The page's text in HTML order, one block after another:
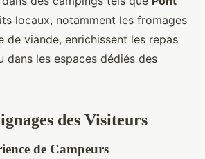
locaux, notamment les fromages
de viande, enrichissent les repas
dans les espaces dédiés des
des Visiteurs
de Campeurs